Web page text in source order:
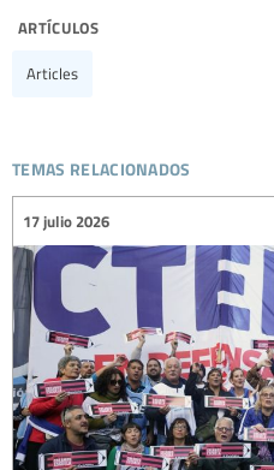
artículos
Articles
temas relacionados
17 julio 2026